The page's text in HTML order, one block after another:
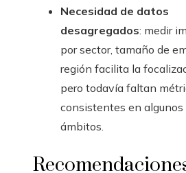
Necesidad de datos
desagregados: medir
por sector, tamaño de
región facilita la
pero todavía faltan
consistentes en algunos
ámbitos.